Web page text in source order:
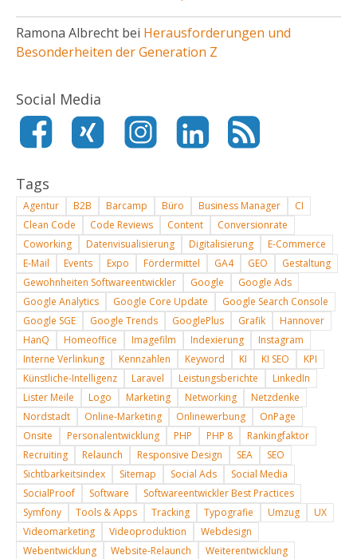
Ramona Albrecht bei Herausforderungen und
Besonderheiten der Generation Z
Social Media
Tags
Agentur B2B Barcamp Büro Business Manager
CI
Clean Code
Code Reviews Content
Conversionrate
Coworking
Datenvisualisierung Digitalisierung
E-Commerce
E-Mail
Events Expo Fördermittel GA4 GEO
Gestaltung
Gewohnheiten Softwareentwickler
Google
Google Ads
Google Analytics
Google Core Update
Google Search Console
Google SGE
Google Trends GooglePlus Grafik
Hannover
HanQ
Homeoffice Imagefilm Indexierung
Instagram
Interne Verlinkung
Kennzahlen Keyword KI KI SEO
KPI
Künstliche-Intelligenz
Laravel Leistungsberichte
LinkedIn
Lister Meile
Logo Marketing Networking
Netzdenke
Nordstadt
Online-Marketing Onlinewerbung
OnPage
Onsite
Personalentwicklung PHP PHP 8
Rankingfaktor
Recruiting
Relaunch Responsive Design SEA
SEO
Sichtbarkeitsindex
Sitemap Social Ads
Social Media
SocialProof
Software
Softwareentwickler Best Practices
Symfony
Tools & Apps Tracking Typografie Umzug
UX
Videomarketing
Videoproduktion
Webdesign
Webentwicklung
Website-Relaunch
Weiterentwicklung